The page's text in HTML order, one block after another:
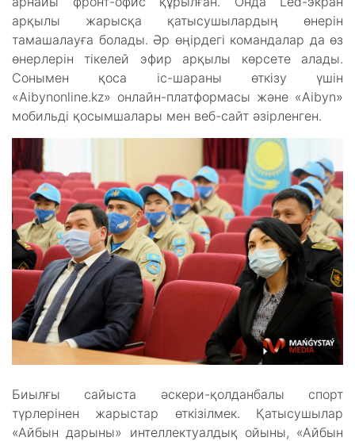
арқылы жарысқа қатысушылардың өнерін
тамашалауға болады. Әр өңірдегі командалар да өз
өнерлерін тікелей эфир арқылы көрсете алады.
Сонымен қоса іс-шараны өткізу үшін
«Aibynonline.kz» онлайн-платформасы және «Aibyn»
мобильді қосымшалары мен веб-сайт әзірленген.
Биылғы сайыста әскери-қолданбалы спорт
түрлерінен жарыстар өткізілмек. Қатысушылар
«Айбын дарыны» интеллектуалдық ойыны, «Айбын